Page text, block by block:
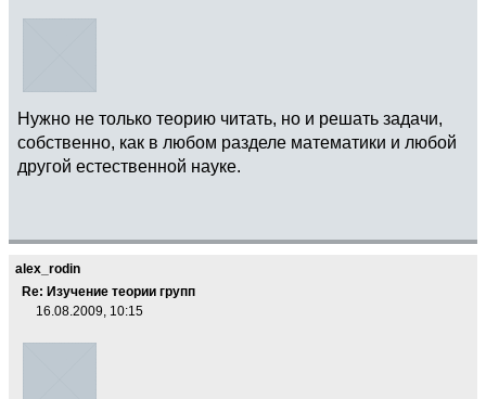
Нужно не только теорию читать, но и решать задачи,
собственно, как в любом разделе математики и любой
другой естественной науке.
alex_rodin
Re: Изучение теории групп
16.08.2009, 10:15